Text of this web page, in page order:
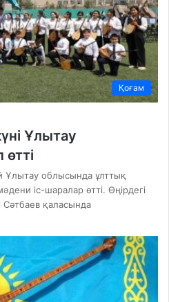
Қоғам
Ұлытау
Ұлытау облысында ұлттық
іс-шаралар өтті. Өңірдегі
Сәтбаев қаласында